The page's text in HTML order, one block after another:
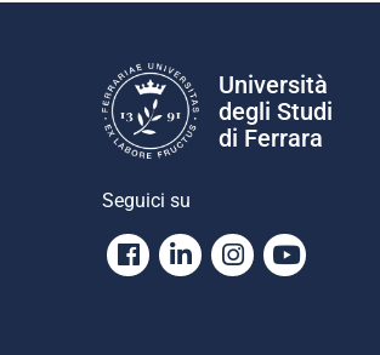
Università
degli Studi
di Ferrara
Seguici su
Facebook
LinkedinInstagram
Youtube